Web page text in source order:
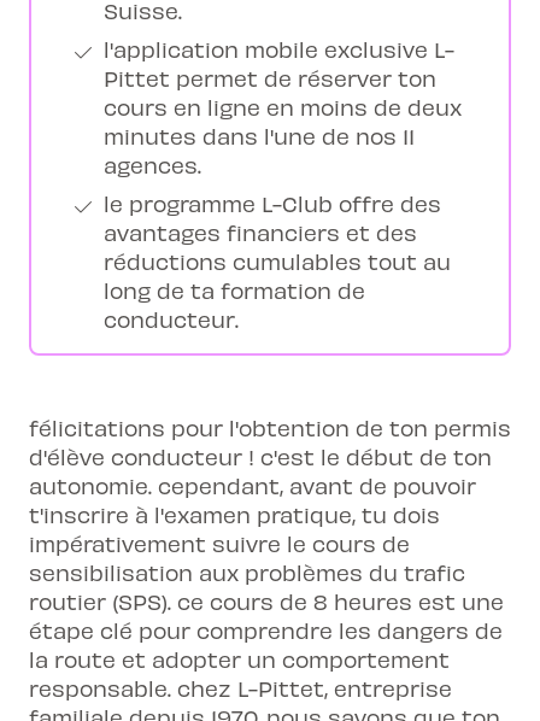
Suisse.
l'application mobile exclusive L-
Pittet permet de réserver ton
cours en ligne en moins de deux
minutes dans l'une de nos 11
agences.
le programme L-Club offre des
avantages financiers et des
réductions cumulables tout au
long de ta formation de
conducteur.
félicitations pour l'obtention de ton permis
d'élève conducteur ! c'est le début de ton
autonomie. cependant, avant de pouvoir
t'inscrire à l'examen pratique, tu dois
impérativement suivre le cours de
sensibilisation aux problèmes du trafic
routier (SPS). ce cours de 8 heures est une
étape clé pour comprendre les dangers de
la route et adopter un comportement
responsable. chez L-Pittet, entreprise